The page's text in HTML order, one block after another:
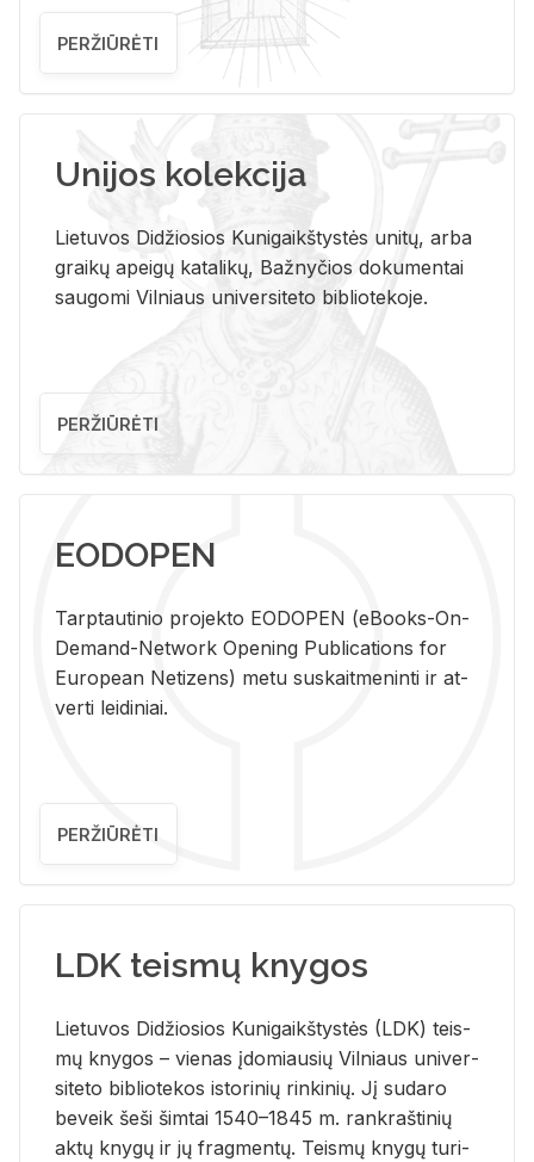
PERŽIŪRĖTI
Unijos kolekcija
Lietuvos Didžiosios Kunigaikštystės unitų, arba
graikų apeigų katalikų, Bažnyčios dokumentai
saugomi Vilniaus universiteto bibliotekoje.
PERŽIŪRĖTI
EODOPEN
Tarp­tau­ti­nio pro­jek­to EO­DO­PEN (eBo­oks-On-
De­mand-Ne­twork Ope­ning Pub­li­ca­tions for
Eu­ro­pe­an Ne­ti­zens) metu su­skait­me­nin­ti ir at­
ver­ti lei­di­niai.
PERŽIŪRĖTI
LDK teismų knygos
Lie­tu­vos Di­džio­sios Ku­ni­gaikš­tys­tės (LDK) teis­
mų kny­gos – vie­nas įdo­miau­sių Vil­niaus uni­ver­
si­te­to bi­b­lio­te­kos is­to­ri­nių rin­ki­nių. Jį su­da­ro
be­veik šeši šim­tai 1540–1845 m. rank­raš­ti­nių
aktų kny­gų ir jų frag­men­tų. Teis­mų kny­gų tu­ri­